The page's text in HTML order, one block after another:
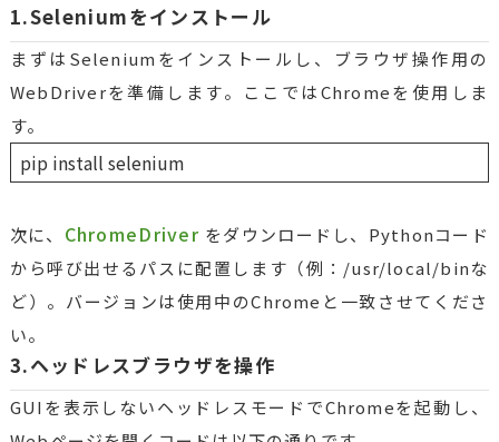
1.Seleniumをインストール
まずはSeleniumをインストールし、ブラウザ操作用の
WebDriverを準備します。ここではChromeを使用しま
す。
pip install selenium
次に、 ChromeDriver をダウンロードし、Pythonコード
から呼び出せるパスに配置します（例：/usr/local/binな
ど）。バージョンは使用中のChromeと一致させてくださ
い。
3.ヘッドレスブラウザを操作
GUIを表示しないヘッドレスモードでChromeを起動し、